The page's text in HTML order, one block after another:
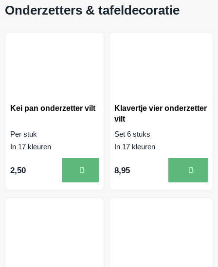
Onderzetters & tafeldecoratie
Kei pan onderzetter vilt
Per stuk
In 17 kleuren
2,50
Klavertje vier onderzetter
vilt
Set 6 stuks
In 17 kleuren
8,95